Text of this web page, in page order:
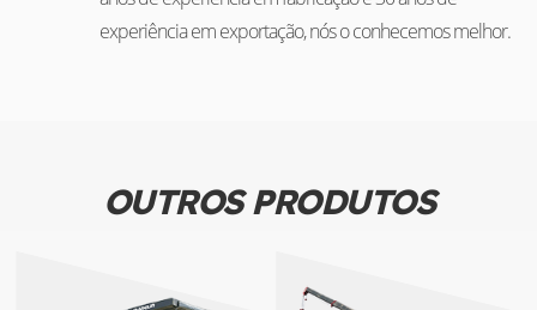
experiência em exportação, nós o conhecemos melhor.
OUTROS PRODUTOS